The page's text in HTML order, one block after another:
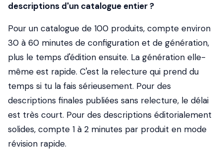
descriptions d'un catalogue entier ?
Pour un catalogue de 100 produits, compte environ
30 à 60 minutes de configuration et de génération,
plus le temps d'édition ensuite. La génération elle-
même est rapide. C'est la relecture qui prend du
temps si tu la fais sérieusement. Pour des
descriptions finales publiées sans relecture, le délai
est très court. Pour des descriptions éditorialement
solides, compte 1 à 2 minutes par produit en mode
révision rapide.